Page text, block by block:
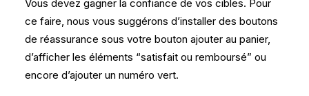
Vous devez gagner la confiance de vos cibles. Pour
ce faire, nous vous suggérons d’installer des boutons
de réassurance sous votre bouton ajouter au panier,
d’afficher les éléments “satisfait ou remboursé” ou
encore d’ajouter un numéro vert.